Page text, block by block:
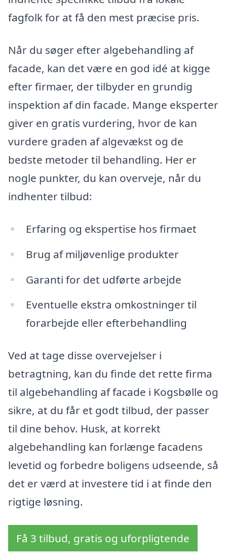
fagfolk for at få den mest præcise pris.
Når du søger efter algebehandling af
facade, kan det være en god idé at kigge
efter firmaer, der tilbyder en grundig
inspektion af din facade. Mange eksperter
giver en gratis vurdering, hvor de kan
vurdere graden af algevækst og de
bedste metoder til behandling. Her er
nogle punkter, du kan overveje, når du
indhenter tilbud:
Erfaring og ekspertise hos firmaet
Brug af miljøvenlige produkter
Garanti for det udførte arbejde
Eventuelle ekstra omkostninger til
forarbejde eller efterbehandling
Ved at tage disse overvejelser i
betragtning, kan du finde det rette firma
til algebehandling af facade i Kogsbølle og
sikre, at du får et godt tilbud, der passer
til dine behov. Husk, at korrekt
algebehandling kan forlænge facadens
levetid og forbedre boligens udseende, så
det er værd at investere tid i at finde den
rigtige løsning.
Få 3 tilbud, gratis og uforpligtende